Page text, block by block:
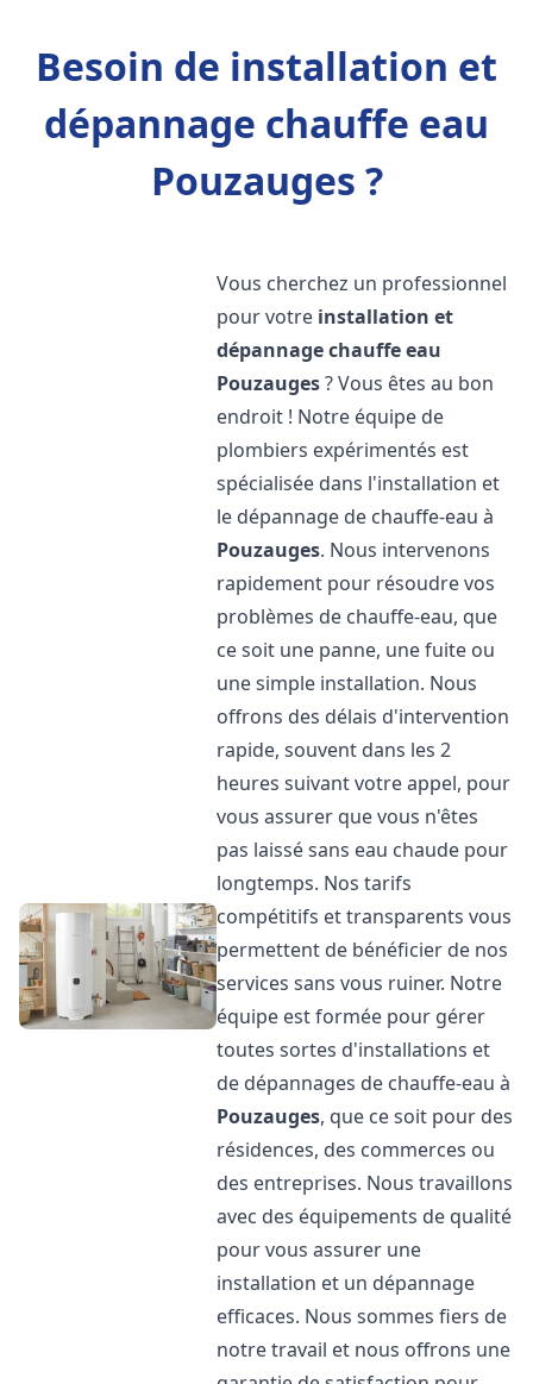
Besoin de installation et
dépannage chauffe eau
Pouzauges ?
Vous cherchez un professionnel
pour votre installation et
dépannage chauffe eau
Pouzauges? Vous êtes au bon
endroit ! Notre équipe de
plombiers expérimentés est
spécialisée dans l'installation et
le dépannage de chauffe-eau à
Pouzauges. Nous intervenons
rapidement pour résoudre vos
problèmes de chauffe-eau, que
ce soit une panne, une fuite ou
une simple installation. Nous
offrons des délais d'intervention
rapide, souvent dans les 2
heures suivant votre appel, pour
vous assurer que vous n'êtes
pas laissé sans eau chaude pour
longtemps. Nos tarifs
compétitifs et transparents vous
permettent de bénéficier de nos
services sans vous ruiner. Notre
équipe est formée pour gérer
toutes sortes d'installations et
de dépannages de chauffe-eau à
Pouzauges, que ce soit pour des
résidences, des commerces ou
des entreprises. Nous travaillons
avec des équipements de qualité
pour vous assurer une
installation et un dépannage
efficaces. Nous sommes fiers de
notre travail et nous offrons une